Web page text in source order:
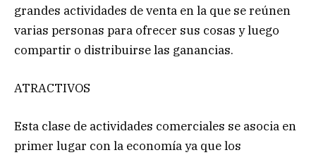
grandes actividades de venta en la que se reúnen
varias personas para ofrecer sus cosas y luego
compartir o distribuirse las ganancias.
ATRACTIVOS
Esta clase de actividades comerciales se asocia en
primer lugar con la economía ya que los